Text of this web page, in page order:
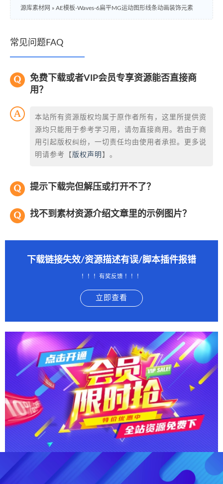
源库素材网 » AE模板-Waves-6扁平MG运动图形线条动画装饰元素
常见问题FAQ
免费下载或者VIP会员专享资源能否直接商
用？
本站所有资源版权均属于原作者所有，这里所提供资
源均只能用于参考学习用，请勿直接商用。若由于商
用引起版权纠纷，一切责任均由使用者承担。更多说
明请参考【 版权声明 】。
提示下载完但解压或打开不了？
找不到素材资源介绍文章里的示例图片？
下载链接失效/资源描述有误/脚本插件报错
！！！有奖反馈 ！！！
立即查看